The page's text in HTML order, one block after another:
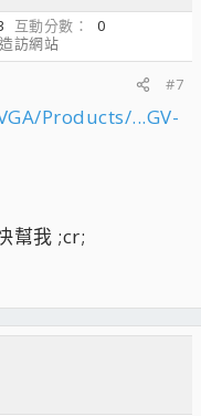
互動分數
0
造訪網站
#7
Products/...GV-
幫我 ;cr;